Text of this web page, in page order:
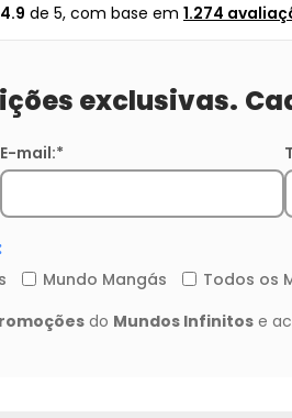
4.9 de 5, com base em 1.274